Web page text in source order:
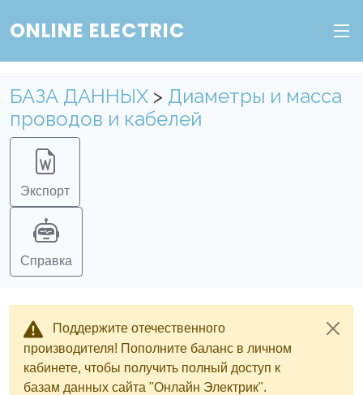
ONLINE ELECTRIC
БАЗА ДАННЫХ > Диаметры и масса
проводов и кабелей
Экспорт
Справка
Поддержите отечественного
производителя! Пополните баланс в личном
кабинете, чтобы получить полный доступ к
базам данных сайта "Онлайн Электрик".